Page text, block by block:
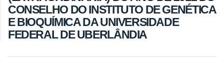
CONSELHO DO INSTITUTO DE GENÉTICA
E BIOQUÍMICA DA UNIVERSIDADE
FEDERAL DE UBERLÂNDIA